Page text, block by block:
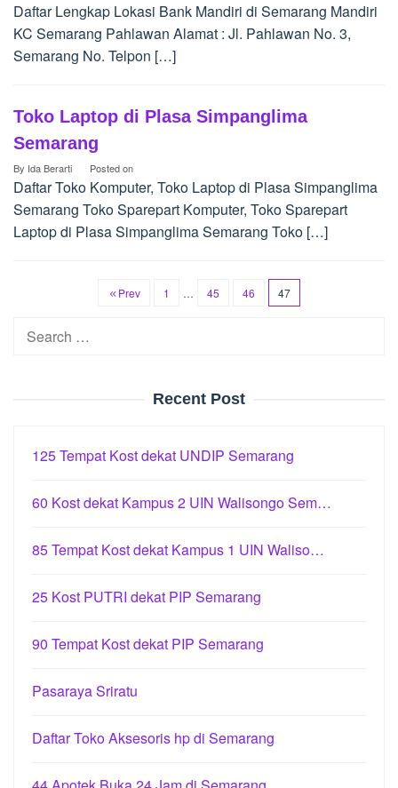
Daftar Lengkap Lokasi Bank Mandiri di Semarang Mandiri
KC Semarang Pahlawan Alamat : Jl. Pahlawan No. 3,
Semarang No. Telpon […]
Toko Laptop di Plasa Simpanglima
Semarang
By Ida Berarti Posted on
Daftar Toko Komputer, Toko Laptop di Plasa Simpanglima
Semarang Toko Sparepart Komputer, Toko Sparepart
Laptop di Plasa Simpanglima Semarang Toko […]
Prev 1 … 45 46 47
Search
Recent Post
125 Tempat Kost dekat UNDIP Semarang
60 Kost dekat Kampus 2 UIN Walisongo Sem…
85 Tempat Kost dekat Kampus 1 UIN Waliso…
25 Kost PUTRI dekat PIP Semarang
90 Tempat Kost dekat PIP Semarang
Pasaraya Sriratu
Daftar Toko Aksesoris hp di Semarang